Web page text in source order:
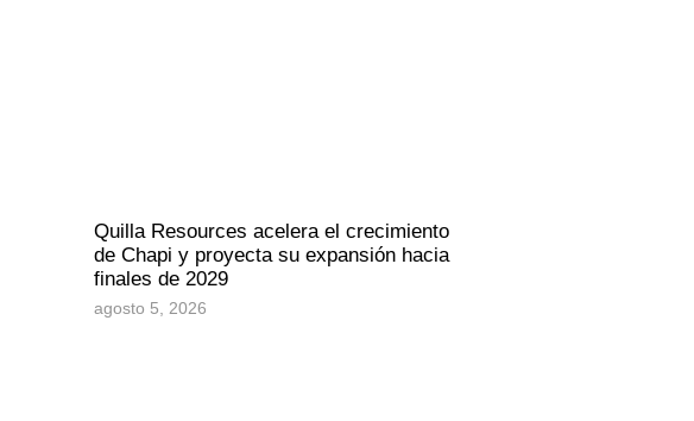
Quilla Resources acelera el crecimiento
de Chapi y proyecta su expansión hacia
finales de 2029
agosto 5, 2026